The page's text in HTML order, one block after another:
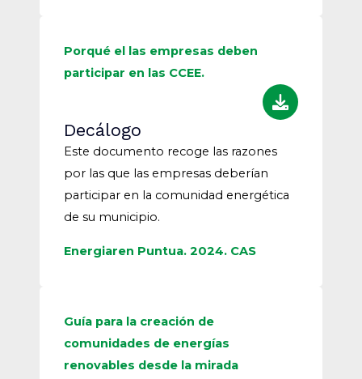
Porqué el las empresas deben
participar en las CCEE.
Decálogo
Este documento recoge las razones
por las que las empresas deberían
participar en la comunidad energética
de su municipio.
Energiaren Puntua. 2024. CAS
Guía para la creación de
comunidades de energías
renovables desde la mirada